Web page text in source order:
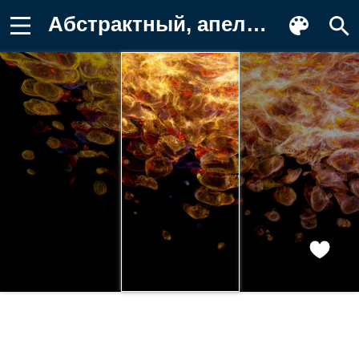
Абстрактный, апельсин, геометрический Фото